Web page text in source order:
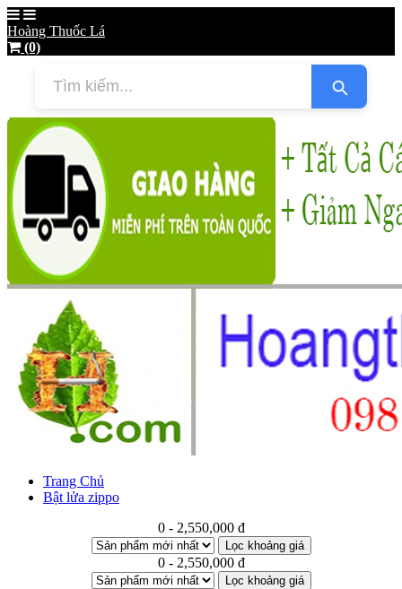
Hoàng Thuốc Lá
(0)
Trang Chủ
Bật lửa zippo
0 - 2,550,000 đ
Lọc khoảng giá
0 - 2,550,000 đ
Lọc khoảng giá